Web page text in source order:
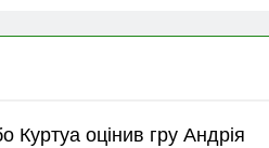
Куртуа оцінив гру Андрія